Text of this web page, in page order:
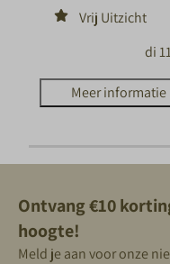
Vrij Uitzicht
di
Meer informatie
Ontvang €10
hoogte!
Meld je aan voor onze